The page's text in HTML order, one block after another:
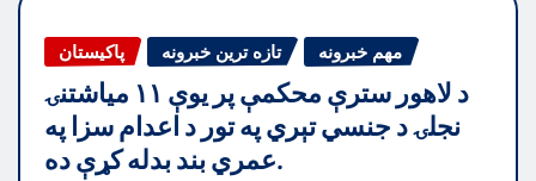
پاکیستان تازه ترین خبرونه مهم خبرونه
د لاهور سترې محکمې پر یوې ۱۱ میاشتنۍ
نجلۍ د جنسي تېري په تور د اعدام سزا په
عمري بند بدله کړې ده.